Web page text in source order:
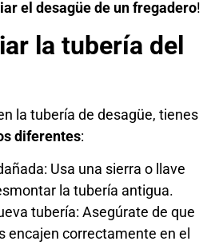
el desagüe de un fregadero!
la tubería del
la tubería de desagüe, tienes
diferentes:
Usa una sierra o llave
la tubería antigua.
tubería: Asegúrate de que
encajen correctamente en el